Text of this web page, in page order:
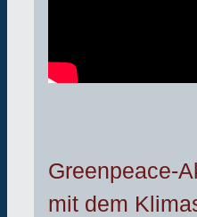
Greenpeace-
mit dem